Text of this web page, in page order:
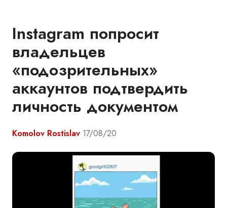
Instagram попросит
владельцев
«подозрительных»
аккаунтов подтвердить
личность документом
Komolov Rostislav 17/08/20